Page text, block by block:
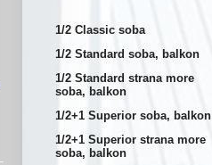
1/2 Classic soba
1/2 Standard soba, balkon
1/2 Standard strana more
soba, balkon
1/2+1 Superior soba, balkon
1/2+1 Superior strana more
soba, balkon